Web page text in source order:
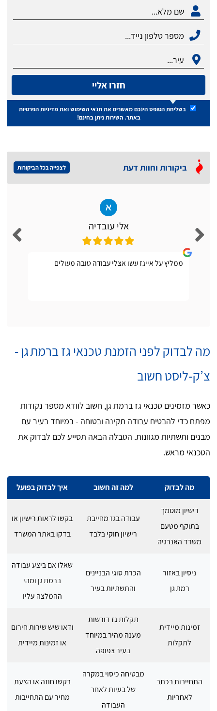
חזרו אליי
בשליחת הטופס הינכם מאשרים אתתנאי השימושואתמדיניות הפרטיות
באתר. השירות ניתן בחינם!
ביקורות וחוות דעת לצפייה בכל הביקורות
אלי עובדיה
ממליץ על אייגז עשו אצלי עבודה טובה מעולים
מה לבדוק לפני הזמנת טכנאי גז ברמת גן -
צ’ק‑ליסט חשוב
כאשר מזמינים טכנאי גז ברמת גן, חשוב לוודא מספר נקודות
מפתח כדי להבטיח עבודה תקינה ובטוחה - במיוחד בעיר עם
מבנים ותשתיות מגוונות. הטבלה הבאה תסייע לכם לבדוק את
הטכנאי מראש.
מה לבדוק למה זה חשוב איך לבדוק בפועל
רישיון מוסמך
בתוקף מטעם
משרד האנרגיה
עבודה בגז מחייבת
רישיון חוקי בלבד
בקשו לראות רישיון או
בדקו באתר המשרד
ניסיון באזור
רמת גן
הכרת סוגי הבניינים
והתשתיות בעיר
שאלו אם ביצע עבודה
ברמת גן ומהי
ההמלצה עליו
זמינות מיידית
לתקלות
תקלות גז דורשות
מענה מהיר במיוחד
בעיר צפופה
ודאו שיש שירות חירום
או זמינות מיידית
התחייבות בכתב
לאחריות
מבטיחה כיסוי במקרה
של בעיות לאחר
העבודה
בקשו חוזה או הצעת
מחיר עם התחייבות